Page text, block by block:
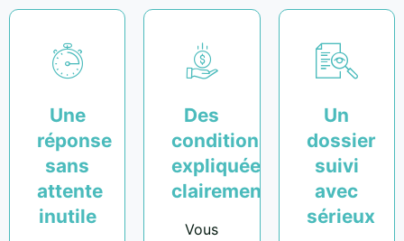
Une
réponse
sans
attente
inutile
Des
conditions
expliquées
clairement
Vous
Un
dossier
suivi
avec
sérieux